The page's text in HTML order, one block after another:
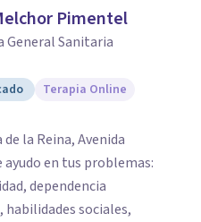
Pimentel
General Sanitaria
Terapia Online
la Reina, Avenida
en tus problemas:
dependencia
sociales,